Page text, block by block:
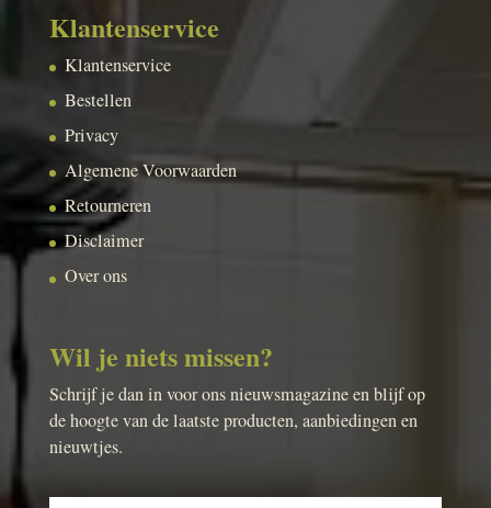
Klantenservice
Klantenservice
Bestellen
Privacy
Algemene Voorwaarden
Retourneren
Disclaimer
Over ons
Wil je niets missen?
Schrijf je dan in voor ons nieuwsmagazine en blijf op
de hoogte van de laatste producten, aanbiedingen en
nieuwtjes.